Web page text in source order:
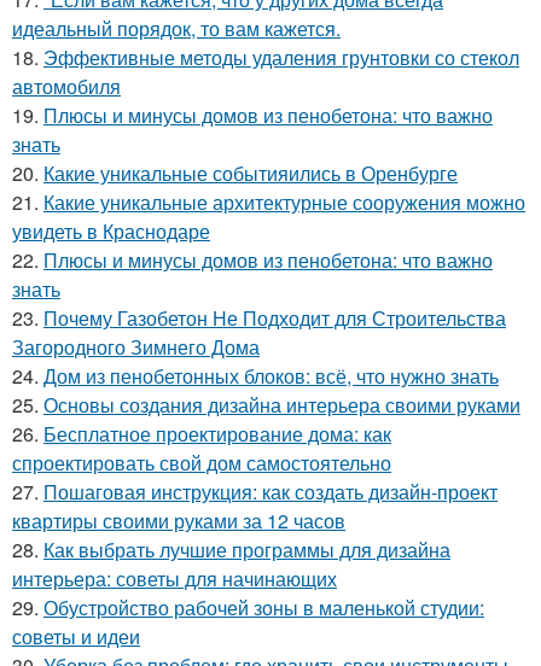
идеальный порядок, то вам кажется.
18. Эффективные методы удаления грунтовки со стекол
автомобиля
19. Плюсы и минусы домов из пенобетона: что важно
знать
20. Какие уникальные событияились в Оренбурге
21. Какие уникальные архитектурные сооружения можно
увидеть в Краснодаре
22. Плюсы и минусы домов из пенобетона: что важно
знать
23. Почему Газобетон Не Подходит для Строительства
Загородного Зимнего Дома
24. Дом из пенобетонных блоков: всё, что нужно знать
25. Основы создания дизайна интерьера своими руками
26. Бесплатное проектирование дома: как
спроектировать свой дом самостоятельно
27. Пошаговая инструкция: как создать дизайн-проект
квартиры своими руками за 12 часов
28. Как выбрать лучшие программы для дизайна
интерьера: советы для начинающих
29. Обустройство рабочей зоны в маленькой студии:
советы и идеи